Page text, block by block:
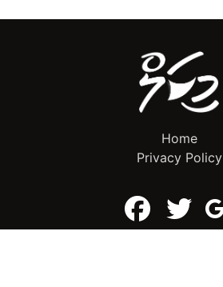
Home
Privacy Policy